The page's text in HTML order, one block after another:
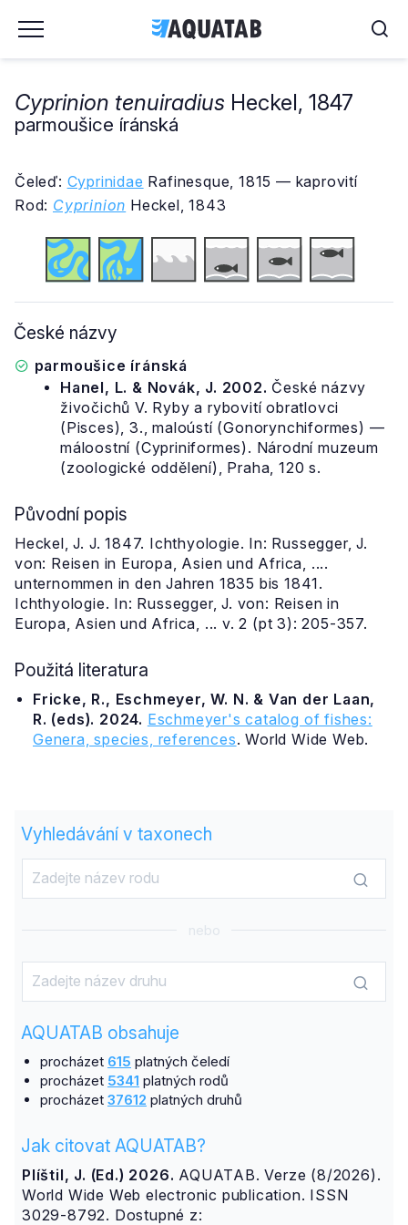
Cyprinion tenuiradius Heckel, 1847
parmoušice íránská
Čeleď: Cyprinidae Rafinesque, 1815 — kaprovití
Rod: Cyprinion Heckel, 1843
České názvy
parmoušice íránská
Hanel, L. & Novák, J. 2002. České názvy
živočichů V. Ryby a rybovití obratlovci
(Pisces), 3., maloústí (Gonorynchiformes) —
máloostní (Cypriniformes). Národní muzeum
(zoologické oddělení), Praha, 120 s.
Původní popis
Heckel, J. J. 1847. Ichthyologie. In: Russegger, J.
von: Reisen in Europa, Asien und Africa, ....
unternommen in den Jahren 1835 bis 1841.
Ichthyologie. In: Russegger, J. von: Reisen in
Europa, Asien und Africa, ... v. 2 (pt 3): 205-357.
Použitá literatura
Fricke, R., Eschmeyer, W. N. & Van der Laan,
R. (eds). 2024. Eschmeyer's catalog of fishes:
Genera, species, references. World Wide Web.
Vyhledávání v taxonech
nebo
AQUATAB obsahuje
procházet 615 platných čeledí
procházet 5341 platných rodů
procházet 37612 platných druhů
Jak citovat AQUATAB?
Plíštil, J. (Ed.) 2026. AQUATAB. Verze (8/2026).
World Wide Web electronic publication. ISSN
3029-8792. Dostupné z: